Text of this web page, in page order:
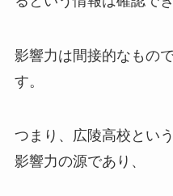
影響力は間接的なもの
す。
つまり、広陵高校とい
影響力の源であり、